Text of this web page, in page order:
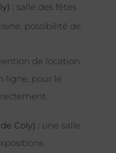
: salle des fêtes
possibilité de
de location
ligne, pour le
Coly) : une salle